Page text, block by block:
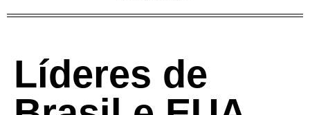
Líderes de